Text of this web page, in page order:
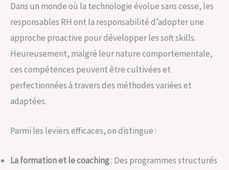
Dans un monde où la technologie évolue sans cesse, les
responsables RH ont la responsabilité d’adopter une
approche proactive pour développer les soft skills.
Heureusement, malgré leur nature comportementale,
ces compétences peuvent être cultivées et
perfectionnées à travers des méthodes variées et
adaptées.
Parmi les leviers efficaces, on distingue :
La formation et le coaching: Des programmes structurés